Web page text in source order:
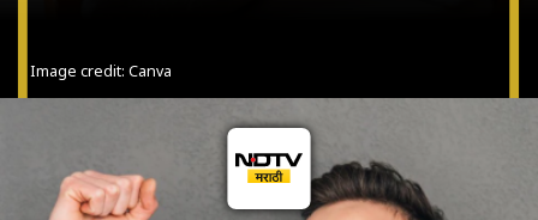
Image credit: Canva